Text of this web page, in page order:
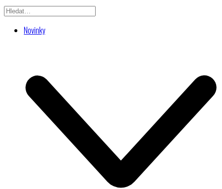
Novinky